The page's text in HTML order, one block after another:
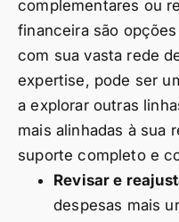
complementares ou
financeira são
com sua vasta rede
expertise, pode ser
a explorar outras
mais alinhadas à sua
suporte completo e
Revisar e
despesas mais